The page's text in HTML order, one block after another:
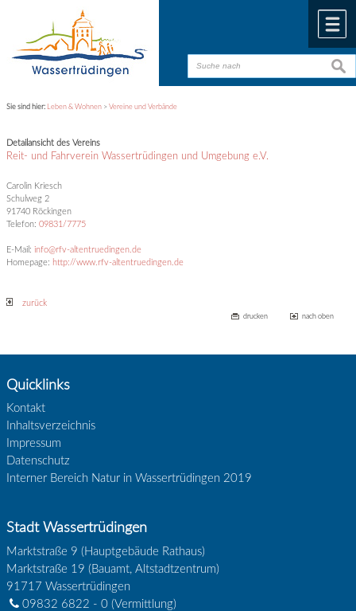
Sie sind hier: Leben & Wohnen >Vereine und Verbände
Detailansicht des Vereins
Reit- und Fahrverein Wassertrüdingen und Umgebung e.V.
Carolin Kriesch
Schulweg 2
91740 Röckingen
Telefon:09831/7775
E-Mail:info@rfv-altentruedingen.de
Homepage: http://www.rfv-altentruedingen.de
zurück
drucken nach oben
Quicklinks
Kontakt
Inhaltsverzeichnis
Impressum
Datenschutz
Interner Bereich Natur in Wassertrüdingen 2019
Stadt Wassertrüdingen
Marktstraße 9 (Hauptgebäude Rathaus)
Marktstraße 19 (Bauamt, Altstadtzentrum)
91717 Wassertrüdingen
09832 6822 - 0(Vermittlung)